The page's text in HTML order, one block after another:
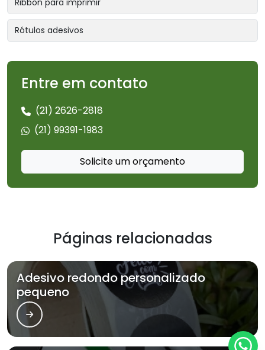
Ribbon para imprimir
Rótulos adesivos
Entre em contato
(21) 2626-2818
(21) 99391-1983
Solicite um orçamento
Páginas relacionadas
Adesivo redondo personalizado
pequeno